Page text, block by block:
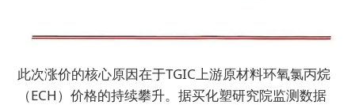
此次涨价的核心原因在于TGIC上游原材料环氧氯丙烷
（ECH）价格的持续攀升。据买化塑研究院监测数据